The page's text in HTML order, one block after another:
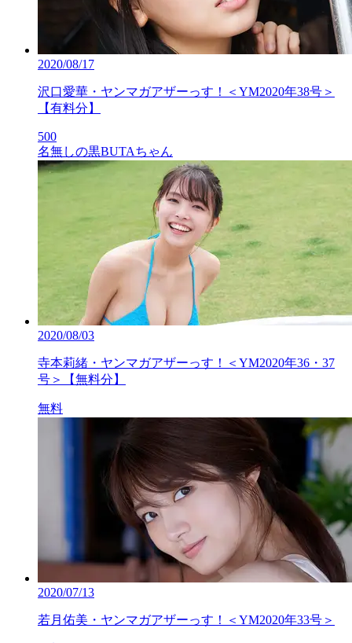
2020/08/17
沢口愛華・ヤンマガアザーっす！＜YM2020年38号＞
【有料分】
500
名無しの黒BUTAちゃん
2020/08/03
寺本莉緒・ヤンマガアザーっす！＜YM2020年36・37
号＞【無料分】
無料
2020/07/13
若月佑美・ヤンマガアザーっす！＜YM2020年33号＞